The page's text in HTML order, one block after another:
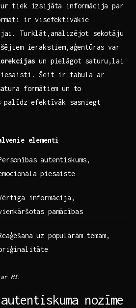
tiek izsijāta informācija‍ par
ir visefektīvākie
Turklāt,analizējot ‌sekotāju
ierakstiem,aģentūras var
un ​pielāgot saturu,lai
iesaisti. Šeit ir tabula ‍ar
formātiem un to
palīdz efektīvāk sasniegt
elementi
autentiskums,
piesaiste
informācija,
pamācības
uz populārām tēmām,
MI.
autentiskuma nozīme